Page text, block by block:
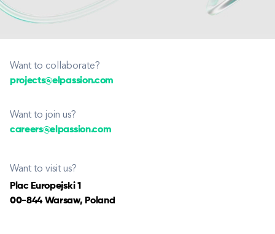
Want to collaborate?
projects@elpassion.com
Want to join us?
careers@elpassion.com
Want to visit us?
Plac Europejski 1
00-844 Warsaw, Poland